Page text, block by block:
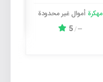
مهكرةأموال غیر محدودة
—
/
5